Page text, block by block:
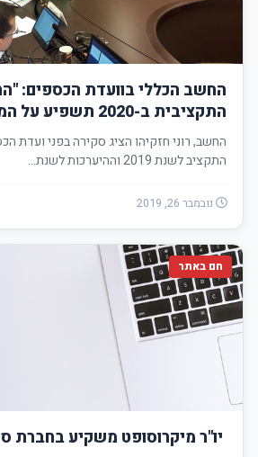
החשב הכללי בוועדת הכספים:
התקציבית ב-2020 תשפיע על המשק כולו"
החשב, רוני חזקיהו הציג סקירה בפני ועדת
התקציב לשנת 2019 וההיערכות לשנת…
נובמבר 26, 2019
חם באתר
יו"ר מיקרוסופט משקיע בחברת